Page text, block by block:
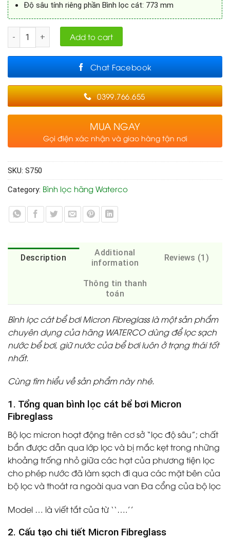
Độ sâu tính riêng phần Bình lọc cát: 773 mm
Quantity Add to cart
Chat Facebook
0399.766.655
MUA NGAY
Gọi điện xác nhận và giao hàng tận nơi
SKU: S750
Category: Bình lọc hãng Waterco
Description
Additional
information
Reviews (1)
Thông tin thanh
toán
Bình lọc cát bể bơi Micron Fibreglass là một sản phẩm
chuyên dụng của hãng WATERCO dùng để lọc sạch
nước bể bơi, giữ nước của bể bơi luôn ở trạng thái tốt
nhất.
Cùng tìm hiểu về sản phẩm này nhé.
1. Tổng quan bình lọc cát bể bơi Micron
Fibreglass
Bộ lọc micron hoạt động trên cơ sở “lọc độ sâu”; chất
bẩn được dẫn qua lớp lọc và bị mắc kẹt trong những
khoảng trống nhỏ giữa các hạt của phương tiện lọc
cho phép nước đã làm sạch đi qua các mặt bên của
bộ lọc và thoát ra ngoài qua van Đa cổng của bộ lọc
Model … là viết tắt của từ ‘‘….’’
2. Cấu tạo chi tiết Micron Fibreglass